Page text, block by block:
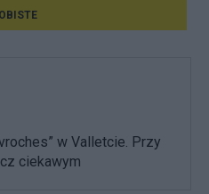
w Valletcie. Przy
ciekawym